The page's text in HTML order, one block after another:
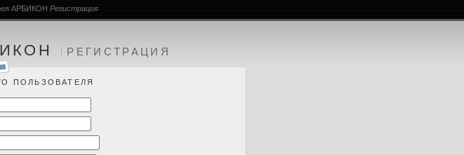
РЕГИСТРАЦИЯ
ПОЛЬЗОВАТЕЛЯ
АРБИКОН Регистрация